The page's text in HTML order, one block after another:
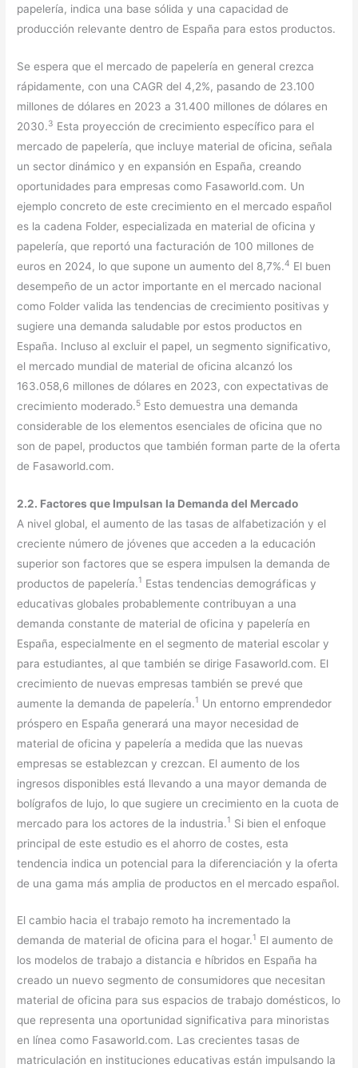
papelería, indica una base sólida y una capacidad de
producción relevante dentro de España para estos productos.
Se espera que el mercado de papelería en general crezca
rápidamente, con una CAGR del 4,2%, pasando de 23.100
millones de dólares en 2023 a 31.400 millones de dólares en
2030.3 Esta proyección de crecimiento específico para el
mercado de papelería, que incluye material de oficina, señala
un sector dinámico y en expansión en España, creando
oportunidades para empresas como Fasaworld.com. Un
ejemplo concreto de este crecimiento en el mercado español
es la cadena Folder, especializada en material de oficina y
papelería, que reportó una facturación de 100 millones de
euros en 2024, lo que supone un aumento del 8,7%.4 El buen
desempeño de un actor importante en el mercado nacional
como Folder valida las tendencias de crecimiento positivas y
sugiere una demanda saludable por estos productos en
España. Incluso al excluir el papel, un segmento significativo,
el mercado mundial de material de oficina alcanzó los
163.058,6 millones de dólares en 2023, con expectativas de
crecimiento moderado.5 Esto demuestra una demanda
considerable de los elementos esenciales de oficina que no
son de papel, productos que también forman parte de la oferta
de Fasaworld.com.
2.2. Factores que Impulsan la Demanda del Mercado
A nivel global, el aumento de las tasas de alfabetización y el
creciente número de jóvenes que acceden a la educación
superior son factores que se espera impulsen la demanda de
productos de papelería.1 Estas tendencias demográficas y
educativas globales probablemente contribuyan a una
demanda constante de material de oficina y papelería en
España, especialmente en el segmento de material escolar y
para estudiantes, al que también se dirige Fasaworld.com. El
crecimiento de nuevas empresas también se prevé que
aumente la demanda de papelería.1 Un entorno emprendedor
próspero en España generará una mayor necesidad de
material de oficina y papelería a medida que las nuevas
empresas se establezcan y crezcan. El aumento de los
ingresos disponibles está llevando a una mayor demanda de
bolígrafos de lujo, lo que sugiere un crecimiento en la cuota de
mercado para los actores de la industria.1 Si bien el enfoque
principal de este estudio es el ahorro de costes, esta
tendencia indica un potencial para la diferenciación y la oferta
de una gama más amplia de productos en el mercado español.
El cambio hacia el trabajo remoto ha incrementado la
demanda de material de oficina para el hogar.1 El aumento de
los modelos de trabajo a distancia e híbridos en España ha
creado un nuevo segmento de consumidores que necesitan
material de oficina para sus espacios de trabajo domésticos, lo
que representa una oportunidad significativa para minoristas
en línea como Fasaworld.com. Las crecientes tasas de
matriculación en instituciones educativas están impulsando la